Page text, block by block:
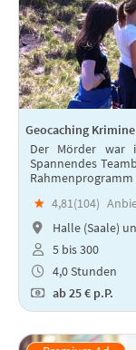
Geocaching
Der Mörder war
Spannendes
★ 4,81(104)
Halle (Saale)
5 bis 300
4,0 Stunden
ab25 € p.P.